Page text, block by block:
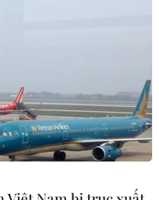
8: Ngân
lên đến